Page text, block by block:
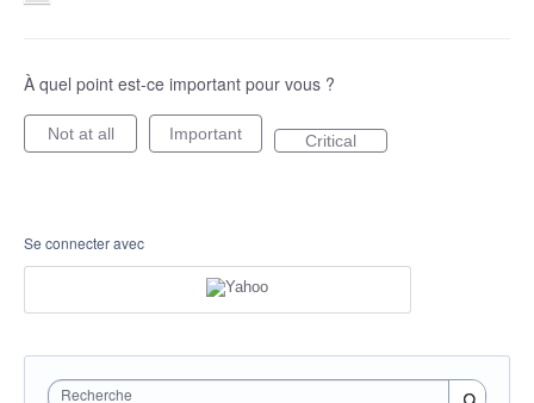
À quel point est-ce important pour vous ?
Not at all Important Critical
Se connecter avec
Recherche